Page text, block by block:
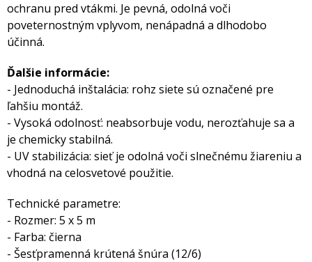
ochranu pred vtákmi. Je pevná, odolná voči
poveternostným vplyvom, nenápadná a dlhodobo
účinná.
Ďalšie informácie:
- Jednoduchá inštalácia: rohz siete sú označené pre
ľahšiu montáž.
- Vysoká odolnosť: neabsorbuje vodu, nerozťahuje sa a
je chemicky stabilná.
- UV stabilizácia: sieť je odolná voči slnečnému žiareniu a
vhodná na celosvetové použitie.
Technické parametre:
- Rozmer: 5 x 5 m
- Farba: čierna
- Šesťpramenná krútená šnúra (12/6)